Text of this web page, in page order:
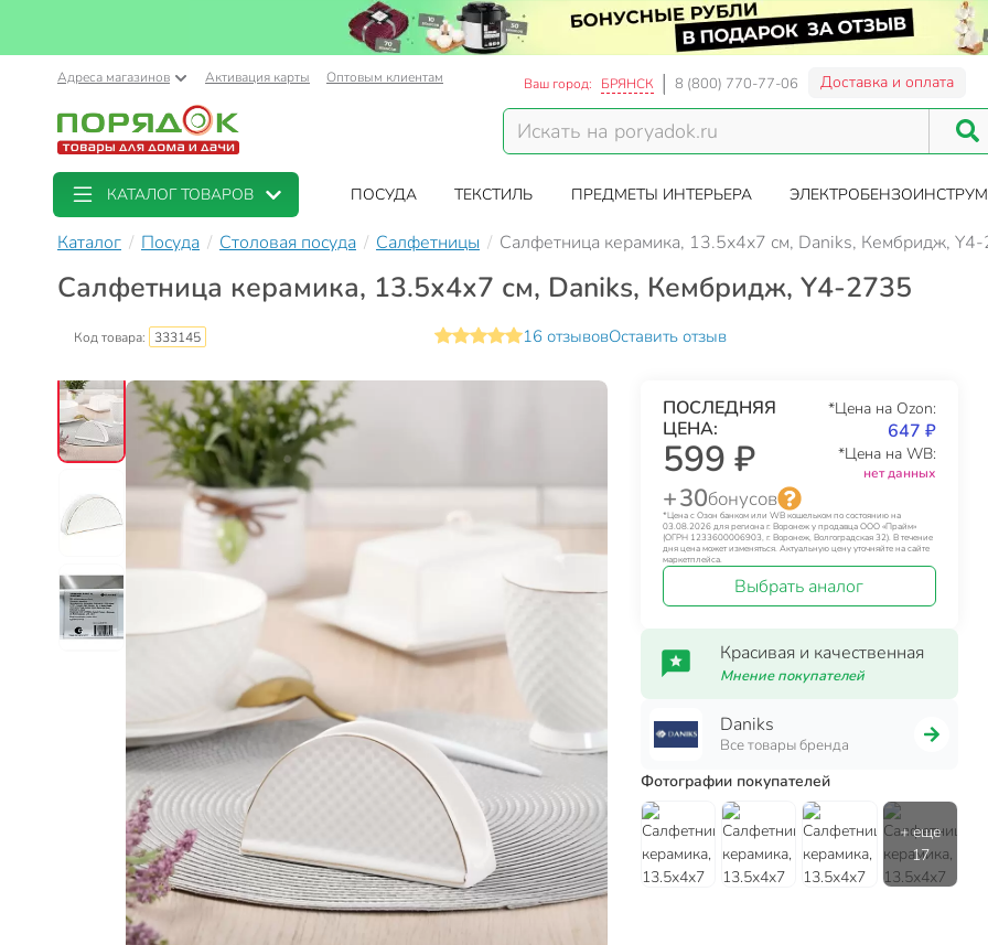
Адреса магазинов Активация карты Оптовым клиентам Ваш город: БРЯНСК 8 (800) 770-77-06 Доставка и оплата
КАТАЛОГ ТОВАРОВ ПОСУДА ТЕКСТИЛЬ ПРЕДМЕТЫ ИНТЕРЬЕРА
Каталог Посуда Столовая посуда Салфетницы Салфетница керамика, 13.5х4х7 см, Daniks, Кембридж,
Салфетница керамика, 13.5х4х7 см, Daniks, Кембридж, Y4-2735
Код товара: 333145 16 отзывовОставить отзыв
ПОСЛЕДНЯЯ
ЦЕНА:
599 ₽
*Цена на Ozon:
647 ₽
*Цена на WB:
нет данных
+ 30бонусов
*Цена с Озон банком или WB кошельком по состоянию на
03.08.2026 для региона г. Воронеж у продавца ООО «Прайм»
(ОГРН 1233600006903, г. Воронеж, Волгоградская 32). В течение
дня цена может изменяться. Актуальную цену уточняйте на сайте
маркетплейса.
Выбрать аналог
Красивая и качественная
Мнение покупателей
Daniks
Все товары бренда
Фотографии покупателей